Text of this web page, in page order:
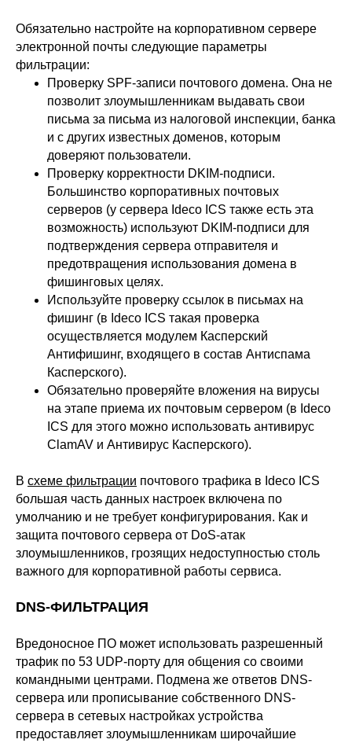
Обязательно настройте на корпоративном сервере
электронной почты следующие параметры
фильтрации:
Проверку SPF-записи почтового домена. Она не
позволит злоумышленникам выдавать свои
письма за письма из налоговой инспекции, банка
и с других известных доменов, которым
доверяют пользователи.
Проверку корректности DKIM-подписи.
Большинство корпоративных почтовых
серверов (у сервера Ideco ICS также есть эта
возможность) используют DKIM-подписи для
подтверждения сервера отправителя и
предотвращения использования домена в
фишинговых целях.
Используйте проверку ссылок в письмах на
фишинг (в Ideco ICS такая проверка
осуществляется модулем Касперский
Антифишинг, входящего в состав Антиспама
Касперского).
Обязательно проверяйте вложения на вирусы
на этапе приема их почтовым сервером (в Ideco
ICS для этого можно использовать антивирус
ClamAV и Антивирус Касперского).
В схеме фильтрации почтового трафика в Ideco ICS
большая часть данных настроек включена по
умолчанию и не требует конфигурирования. Как и
защита почтового сервера от DoS-атак
злоумышленников, грозящих недоступностью столь
важного для корпоративной работы сервиса.
DNS-ФИЛЬТРАЦИЯ
Вредоносное ПО может использовать разрешенный
трафик по 53 UDP-порту для общения со своими
командными центрами. Подмена же ответов DNS-
сервера или прописывание собственного DNS-
сервера в сетевых настройках устройства
предоставляет злоумышленникам широчайшие
© ideco 2005-2026 · Все права защищены
expert@ideco.ru
Внедрения
Клиентский сервис
Продление лицензий
Обучение в вузах
Партнеры
Выбрать
интегратора
О компании
Новости
Признание и аналитика
Инвесторам
Календари
Ideco NGFW Novum
Документация
Сравнение версий
Прошлые ревизии ПАК
DNS Security в NGFW
Релизы Ideco
Информационная
безопасность в решениях
ВКонтакте
Rutube
MAX
Файрвольная
Ideco NGFW
620 066, Россия, г. Екатеринбург,
ул. Кулибина, 2
ИНН 6670208848
ООО «Айдеко»
Продукт развивается
при поддержке Фонда
Содействия Инновациям